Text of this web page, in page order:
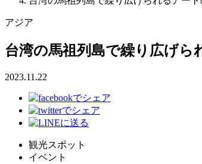
アジア
台湾の馬祖列島で繰り広げら
2023.11.22
観光スポット
イベント